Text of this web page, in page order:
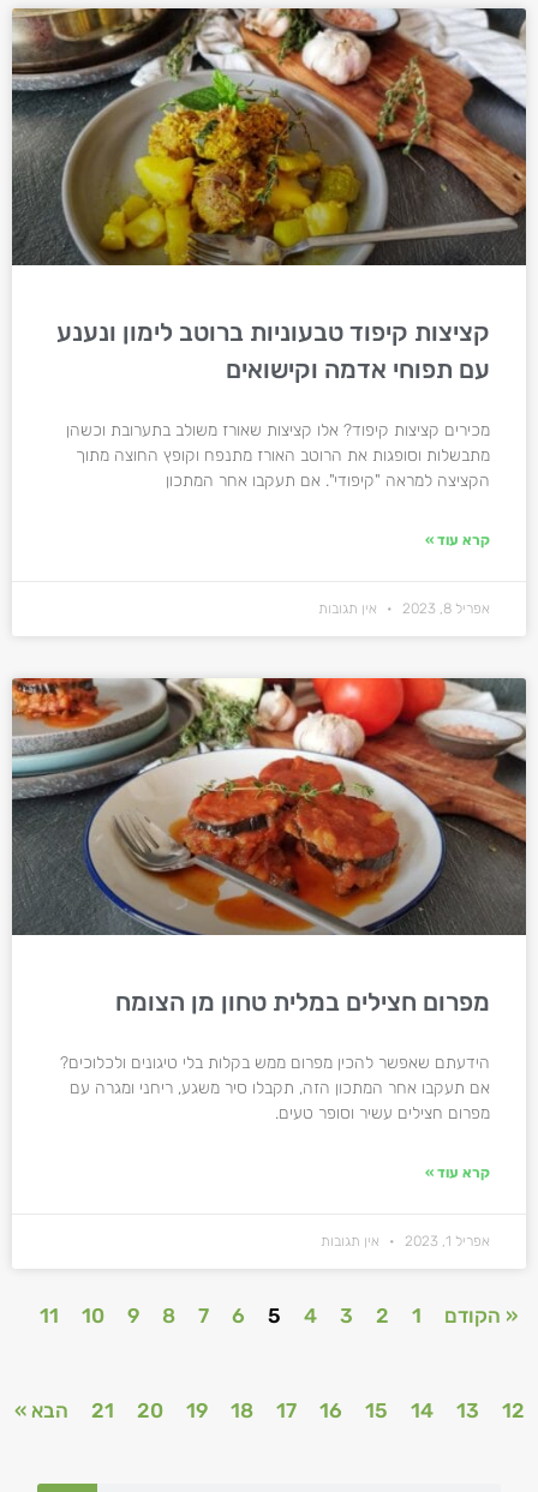
קציצות קיפוד טבעוניות ברוטב לימון ונענע
עם תפוחי אדמה וקישואים
מכירים קציצות קיפוד? אלו קציצות שאורז משולב בתערובת וכשהן
מתבשלות וסופגות את הרוטב האורז מתנפח וקופץ החוצה מתוך
הקציצה למראה "קיפודי". אם תעקבו אחר המתכון
קרא עוד »
אפריל 8, 2023 אין תגובות
מפרום חצילים במלית טחון מן הצומח
הידעתם שאפשר להכין מפרום ממש בקלות בלי טיגונים ולכלוכים?
אם תעקבו אחר המתכון הזה, תקבלו סיר משגע, ריחני ומגרה עם
מפרום חצילים עשיר וסופר טעים.
קרא עוד »
אפריל 1, 2023 אין תגובות
« הקודם 1
2
3
4
5
6
7
8
9
10
11
12
13
14
15
16
17
18
19
20
21 הבא »